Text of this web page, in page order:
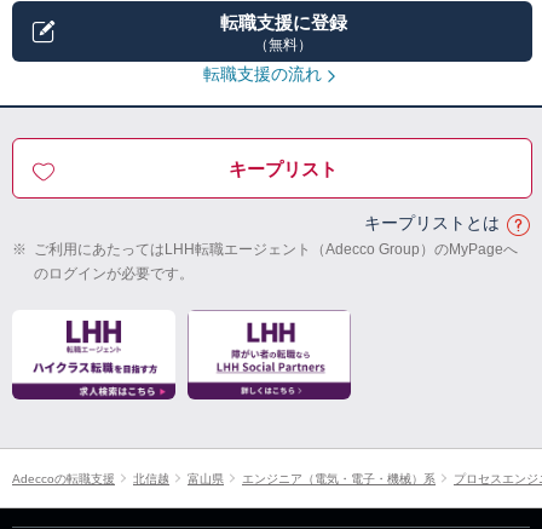
転職支援に登録
（無料）
転職支援の流れ
キープリスト
キープリストとは
※ ご利用にあたってはLHH転職エージェント（Adecco Group）のMyPageへ
のログインが必要です。
Adeccoの転職支援 北信越 富山県 エンジニア（電気・電子・機械）系 プロセスエン